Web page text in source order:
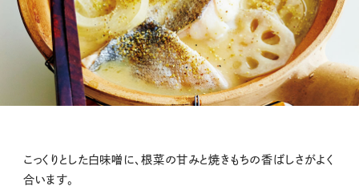
こっくりとした白味噌に、根菜の甘みと焼きもちの香ばしさがよく
合います。